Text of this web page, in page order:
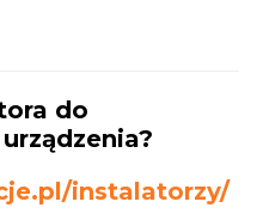
do
instalatorzy/